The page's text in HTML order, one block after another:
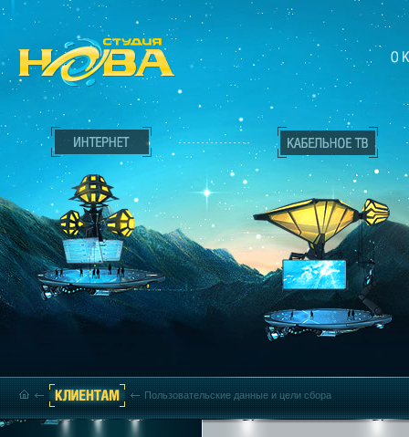
Пользовательские данные и цели сбора